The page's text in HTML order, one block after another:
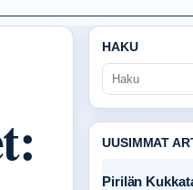
HAKU
UUSIMMAT
Pirilän